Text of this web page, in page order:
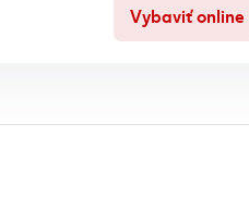
Vybaviť online